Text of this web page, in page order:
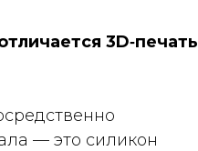
3D‑печать
— это силикон